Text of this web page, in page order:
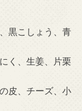
黒こしょう、青
く、生姜、片栗
皮、チーズ、小